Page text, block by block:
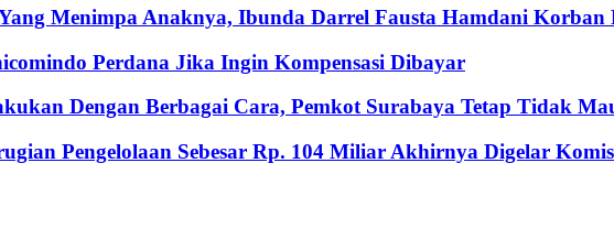
Menimpa Anaknya, Ibunda Darrel Fausta Hamdani Korban
Perdana Jika Ingin Kompensasi Dibayar
Dengan Berbagai Cara, Pemkot Surabaya Tetap Tidak
Pengelolaan Sebesar Rp. 104 Miliar Akhirnya Digelar